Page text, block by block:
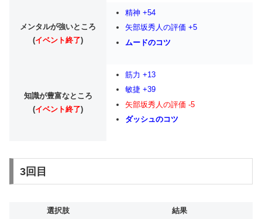
メンタルが強いところ
(イベント終了)
精神 +54
矢部坂秀人の評価 +5
ムードのコツ
知識が豊富なところ
(イベント終了)
筋力 +13
敏捷 +39
矢部坂秀人の評価 -5
ダッシュのコツ
3回目
選択肢 結果